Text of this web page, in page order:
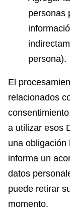
personas
persona).
El
relacionados
a utilizar esos
una obligación
informa un
datos
puede retirar
momento.